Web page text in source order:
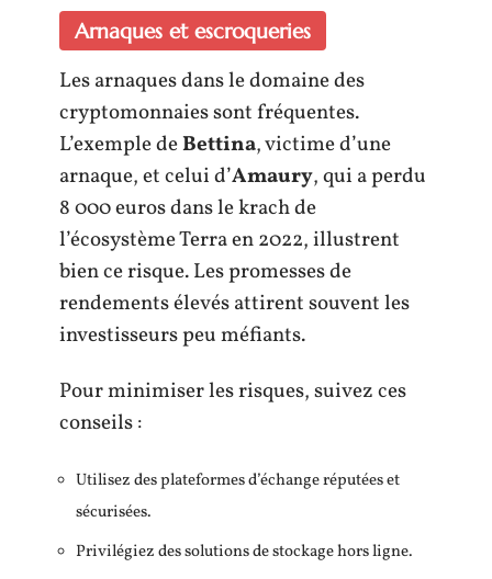
Arnaques et escroqueries
Les arnaques dans le domaine des
cryptomonnaies sont fréquentes.
L’exemple deBettina, victime d’une
arnaque, et celui d’Amaury, qui a perdu
8 000 euros dans le krach de
l’écosystème Terra en 2022, illustrent
bien ce risque. Les promesses de
rendements élevés attirent souvent les
investisseurs peu méfiants.
Pour minimiser les risques, suivez ces
conseils :
Utilisez des plateformes d’échange réputées et
sécurisées.
Privilégiez des solutions de stockage hors ligne.